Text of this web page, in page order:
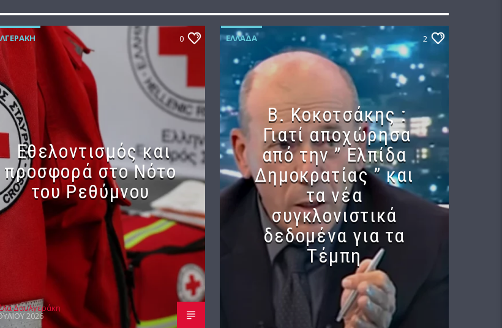
0
Εθελοντισμός και
προσφορά στο Νότο
του Ρεθύμνου
Δουλγεράκη
2026
ΕΛΛΆΔΑ 2
Β. Κοκοτσάκης :
Γιατί αποχώρησα
από την ” Ελπίδα
Δημοκρατίας ” και
τα νέα
συγκλονιστικά
δεδομένα για τα
Τέμπη